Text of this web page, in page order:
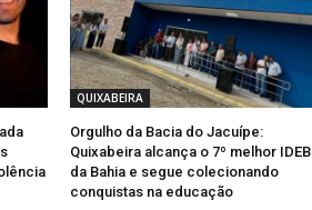
QUIXABEIRA
Orgulho da Bacia do Jacuípe:
Quixabeira alcança o 7º melhor IDEB
da Bahia e segue colecionando
conquistas na educação